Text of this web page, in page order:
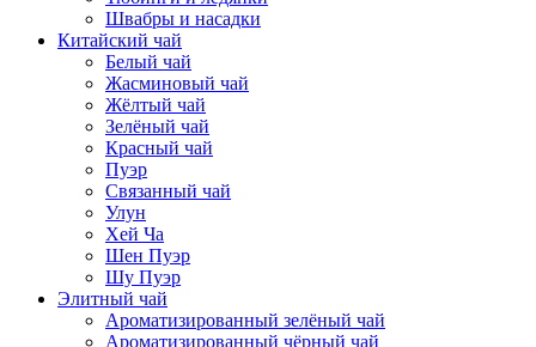
Швабры и насадки
Китайский чай
Белый чай
Жасминовый чай
Жёлтый чай
Зелёный чай
Красный чай
Пуэр
Связанный чай
Улун
Хей Ча
Шен Пуэр
Шу Пуэр
Элитный чай
Ароматизированный зелёный чай
Ароматизированный чёрный чай